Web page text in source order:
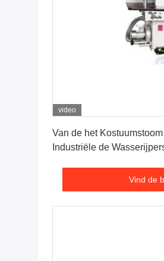
video
Van de het
Industriële de
Vind de